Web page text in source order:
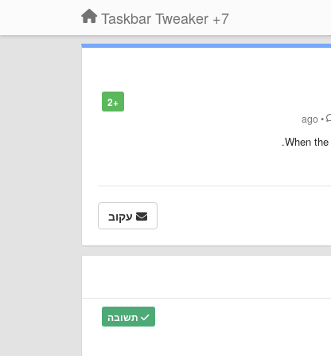
7+ Taskbar Tweaker
+2
•
When
עקוב
תשובה